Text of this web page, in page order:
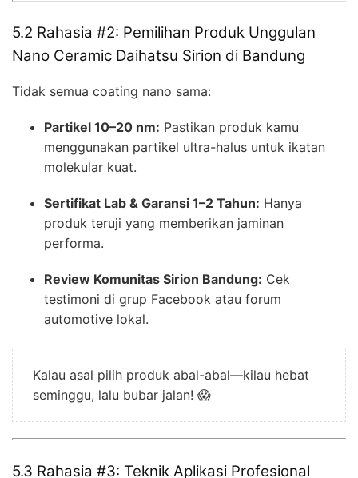
5.2 Rahasia #2: Pemilihan Produk Unggulan
Nano Ceramic Daihatsu Sirion di Bandung
Tidak semua coating nano sama:
Partikel 10–20 nm: Pastikan produk kamu
menggunakan partikel ultra-halus untuk ikatan
molekular kuat.
Sertifikat Lab & Garansi 1–2 Tahun: Hanya
produk teruji yang memberikan jaminan
performa.
Review Komunitas Sirion Bandung: Cek
testimoni di grup Facebook atau forum
automotive lokal.
Kalau asal pilih produk abal-abal—kilau hebat
seminggu, lalu bubar jalan! 😱
5.3 Rahasia #3: Teknik Aplikasi Profesional